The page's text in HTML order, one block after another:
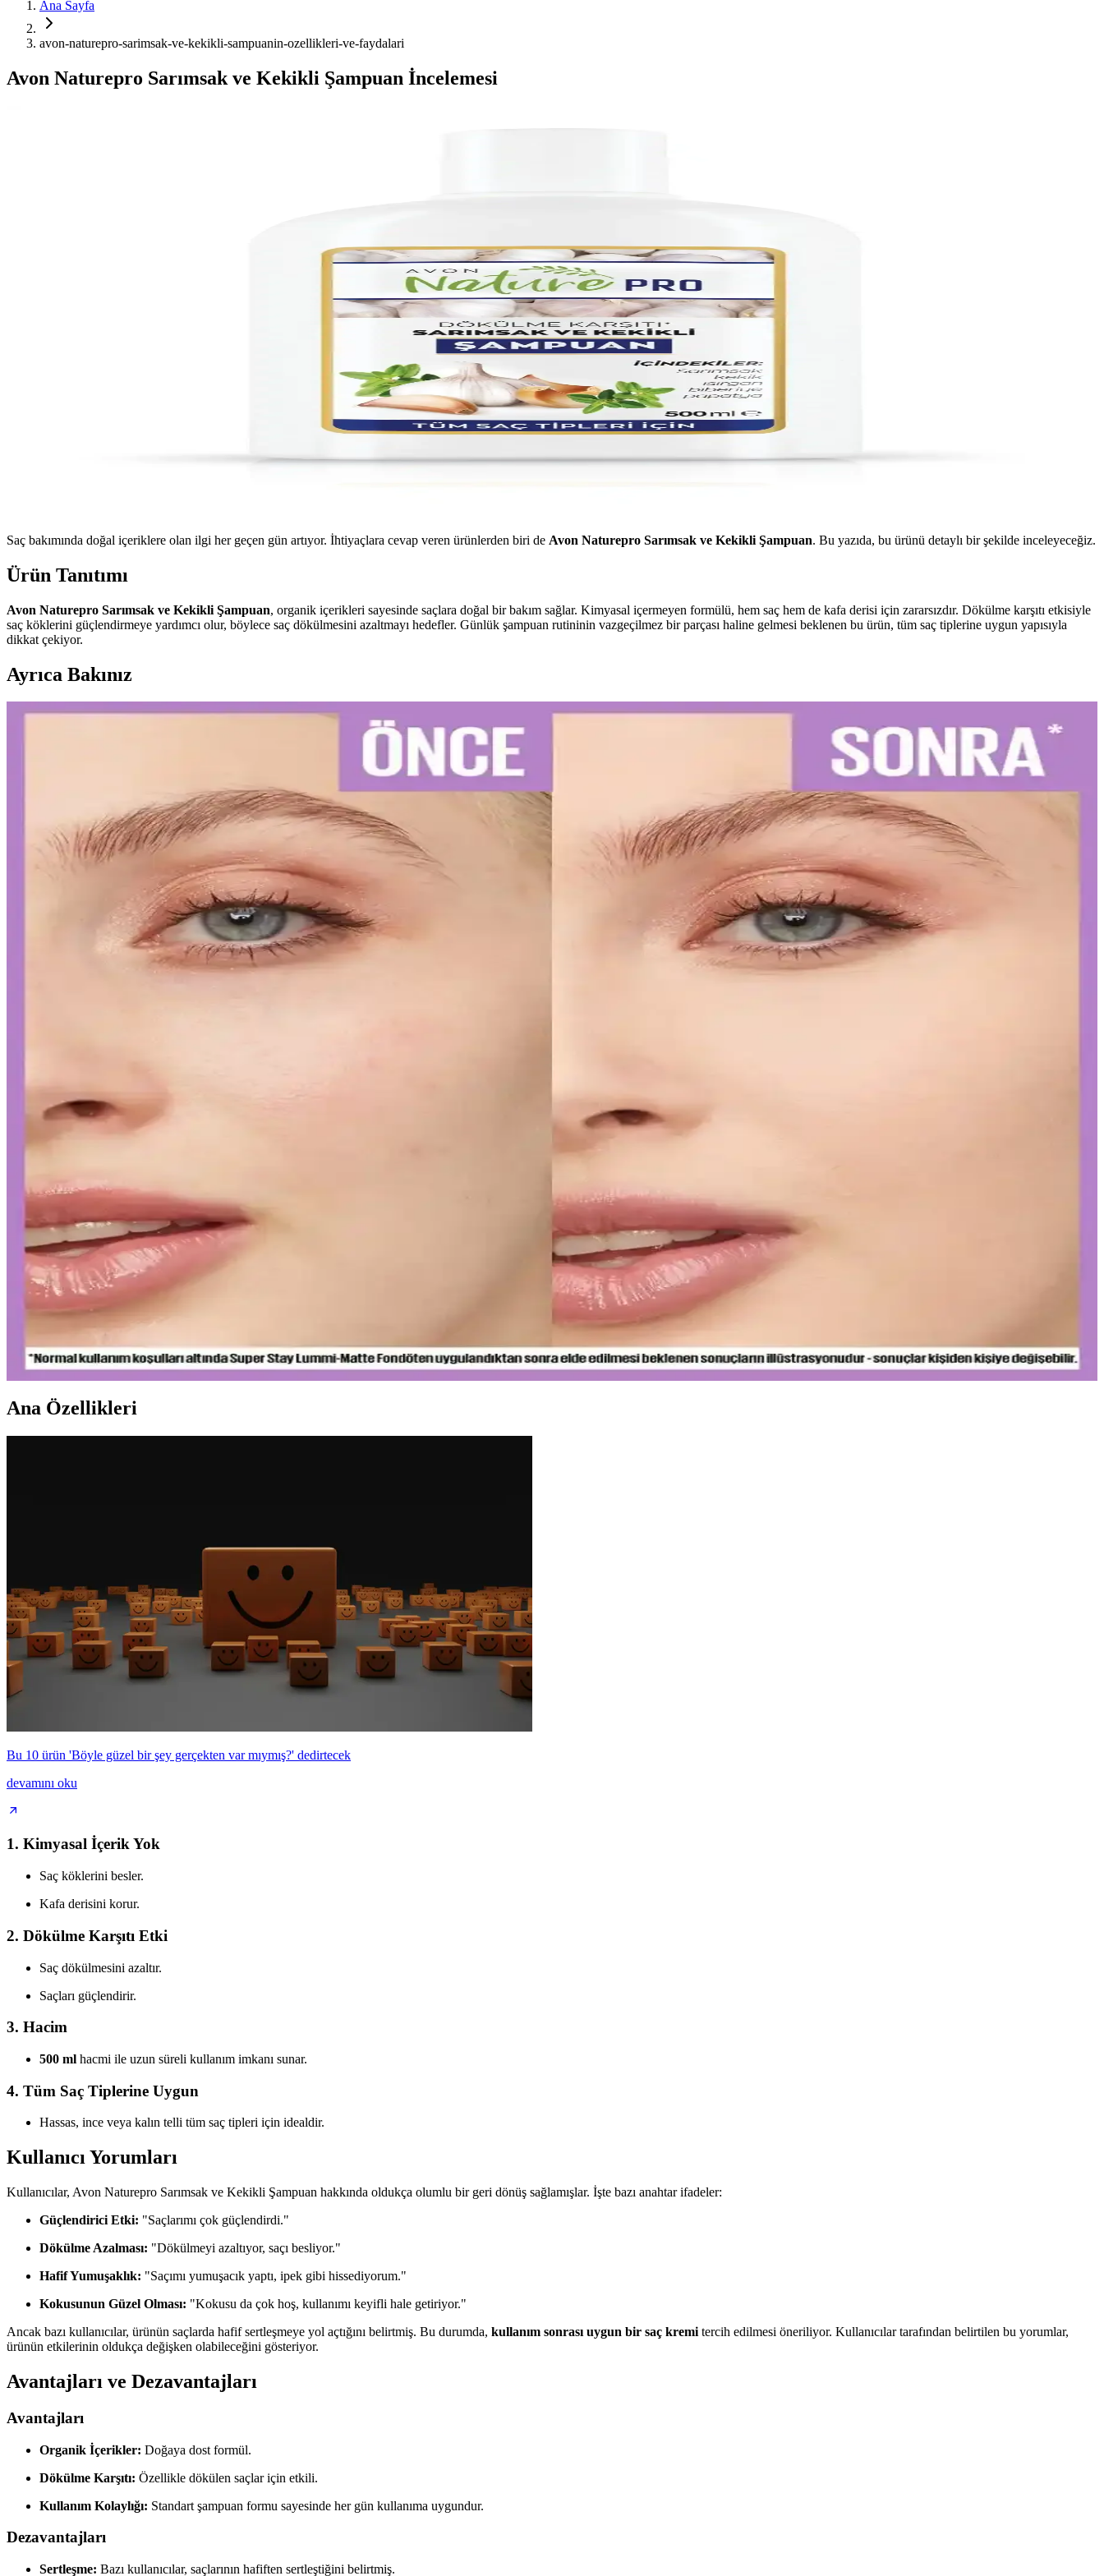
Ana Sayfa
avon-naturepro-sarimsak-ve-kekikli-sampuanin-ozellikleri-ve-faydalari
Avon Naturepro Sarımsak ve Kekikli Şampuan İncelemesi
Saç bakımında doğal içeriklere olan ilgi her geçen gün artıyor. İhtiyaçlara cevap veren ürünlerden biri de Avon Naturepro Sarımsak ve Kekikli Şampuan. Bu yazıda, bu ürünü detaylı bir şekilde inceleyeceğiz.
Ürün Tanıtımı
Avon Naturepro Sarımsak ve Kekikli Şampuan, organik içerikleri sayesinde saçlara doğal bir bakım sağlar. Kimyasal içermeyen formülü, hem saç hem de kafa derisi için zararsızdır. Dökülme karşıtı etkisiyle
saç köklerini güçlendirmeye yardımcı olur, böylece saç dökülmesini azaltmayı hedefler. Günlük şampuan rutininin vazgeçilmez bir parçası haline gelmesi beklenen bu ürün, tüm saç tiplerine uygun yapısıyla
dikkat çekiyor.
Ayrıca Bakınız
Diş Hassasiyetini Azaltan Doğru Diş Macunu Seçimi ve Kullanım İpuçları
Diş hassasiyetini hafifletmek ve sağlıklı bir gülüşe ulaşmak için doğru diş macunu seçimi ve düzenli kullanım önemlidir. Uzman önerileriyle diş sağlığınızı koruyun.
Kalıcı Kalem Göz Makyajı: Uzun Süre Dayanan ve Pratik Kullanım İpuçları
Kalıcı kalem göz makyajı, suya ve tere dayanıklı formülleriyle uzun süre kalıcı ve net çizgiler sağlar. Uygulama ve bakım ipuçlarıyla gözlerinizi vurgulayın.
Kalıcı Oje Seçenekleri: Nail Master M377 ve M378 Modellerinin Detaylı Analizi
Nail Master M377 ve M378 modelleri, dayanıklılık ve parlaklık sunan kalıcı ojeler arasında öne çıkar. Bu modellerin özellikleri ve bakım önerileriyle uzun süre şık ve bakımlı kalabilirsiniz.
İslak Ruj Uygulama ve Bakım İpuçlarıyla Mükemmel Dudaklara Ulaşın
İslak rujun güzelliğini ortaya çıkarmak ve kalıcılığını artırmak için doğru uygulama teknikleri ve bakım önerileri. Dudakların temizliği, sınır çizimi ve kat kat uygulama ile mükemmel görünüm elde edin.
Japon ve Kore Güzellik Markalarının FDA Güneş Koruyucu Düzenlemelerine Uyum Stratejileri
Curel yoğun nemlendirici krem, hassas ve kuru ciltler için kokusuz, hızlı emilen bir nemlendirme sunar. Kullanıcılar kuruluk ve pürüzlerde iyileşme gözlemlerken, bazı ciltlerde olumsuz reaksiyonlar görülebilir.
Yapay Zeka ile Kozmetik Sektöründe Yenilikler ve Sunduğu Faydalar
Kozmetik endüstrisinde yapay zeka, ürün geliştirmeden müşteri deneyimine kadar birçok alanda devrim yaratıyor. Sürdürülebilirlik ve inovasyonun anahtarı olan bu teknolojiyi yakından inceleyin.
Gözaltı Kapatıcısında Doğal Görünüm İçin Ürün Seçimi ve Uygulama Yöntemleri
Gözaltı kapatıcısı seçimi ve uygulama teknikleriyle doğal görünüm yakalamak için hafif ürünler ve doğru uygulama yöntemleri önemlidir. İnce katmanlar ve uygun tonlar ile göz altlarınızda doğal parlaklık
sağlayabilirsiniz.
Ağız Bakımı ve Hijyenin Temel Unsurları: Günlük Diş Temizliği ve Koruyucu Ürünler
Diş macunu ve diş fırçası, ağız hijyeninin temel taşlarıdır. Florür içeren ürünler dişleri güçlendirir, düzenli kullanım sağlıklı gülüşler sağlar.
Uzun Süre Kalıcı ve Doğal Mat Fondötenler: Günlük Kullanım İçin En İyi Seçenekler ve İpuçları
Kalıcı ve doğal görünüm sunan mat fondötenler, suya ve tere dayanıklı formülleriyle gün boyu tazelik sağlar. Cilt tipine uygun seçenekler ve doğru uygulama ipuçlarıyla makyajınızı mükemmelleştirin.
Ana Özellikleri
Bu 10 ürün 'Böyle güzel bir şey gerçekten var mıymış?' dedirtecek
devamını oku
1. Kimyasal İçerik Yok
Saç köklerini besler.
Kafa derisini korur.
2. Dökülme Karşıtı Etki
Saç dökülmesini azaltır.
Saçları güçlendirir.
3. Hacim
500 ml hacmi ile uzun süreli kullanım imkanı sunar.
4. Tüm Saç Tiplerine Uygun
Hassas, ince veya kalın telli tüm saç tipleri için idealdir.
Kullanıcı Yorumları
Kullanıcılar, Avon Naturepro Sarımsak ve Kekikli Şampuan hakkında oldukça olumlu bir geri dönüş sağlamışlar. İşte bazı anahtar ifadeler:
Güçlendirici Etki: "Saçlarımı çok güçlendirdi."
Dökülme Azalması: "Dökülmeyi azaltıyor, saçı besliyor."
Hafif Yumuşaklık: "Saçımı yumuşacık yaptı, ipek gibi hissediyorum."
Kokusunun Güzel Olması: "Kokusu da çok hoş, kullanımı keyifli hale getiriyor."
Ancak bazı kullanıcılar, ürünün saçlarda hafif sertleşmeye yol açtığını belirtmiş. Bu durumda, kullanım sonrası uygun bir saç kremi tercih edilmesi öneriliyor. Kullanıcılar tarafından belirtilen bu yorumlar,
ürünün etkilerinin oldukça değişken olabileceğini gösteriyor.
Avantajları ve Dezavantajları
Avantajları
Organik İçerikler: Doğaya dost formül.
Dökülme Karşıtı: Özellikle dökülen saçlar için etkili.
Kullanım Kolaylığı: Standart şampuan formu sayesinde her gün kullanıma uygundur.
Dezavantajları
Sertleşme: Bazı kullanıcılar, saçlarının hafiften sertleştiğini belirtmiş.